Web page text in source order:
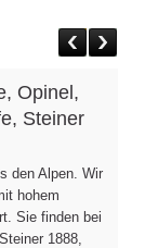
Opinel,
Steiner
den Alpen. Wir
hohem
Sie finden bei
1888,